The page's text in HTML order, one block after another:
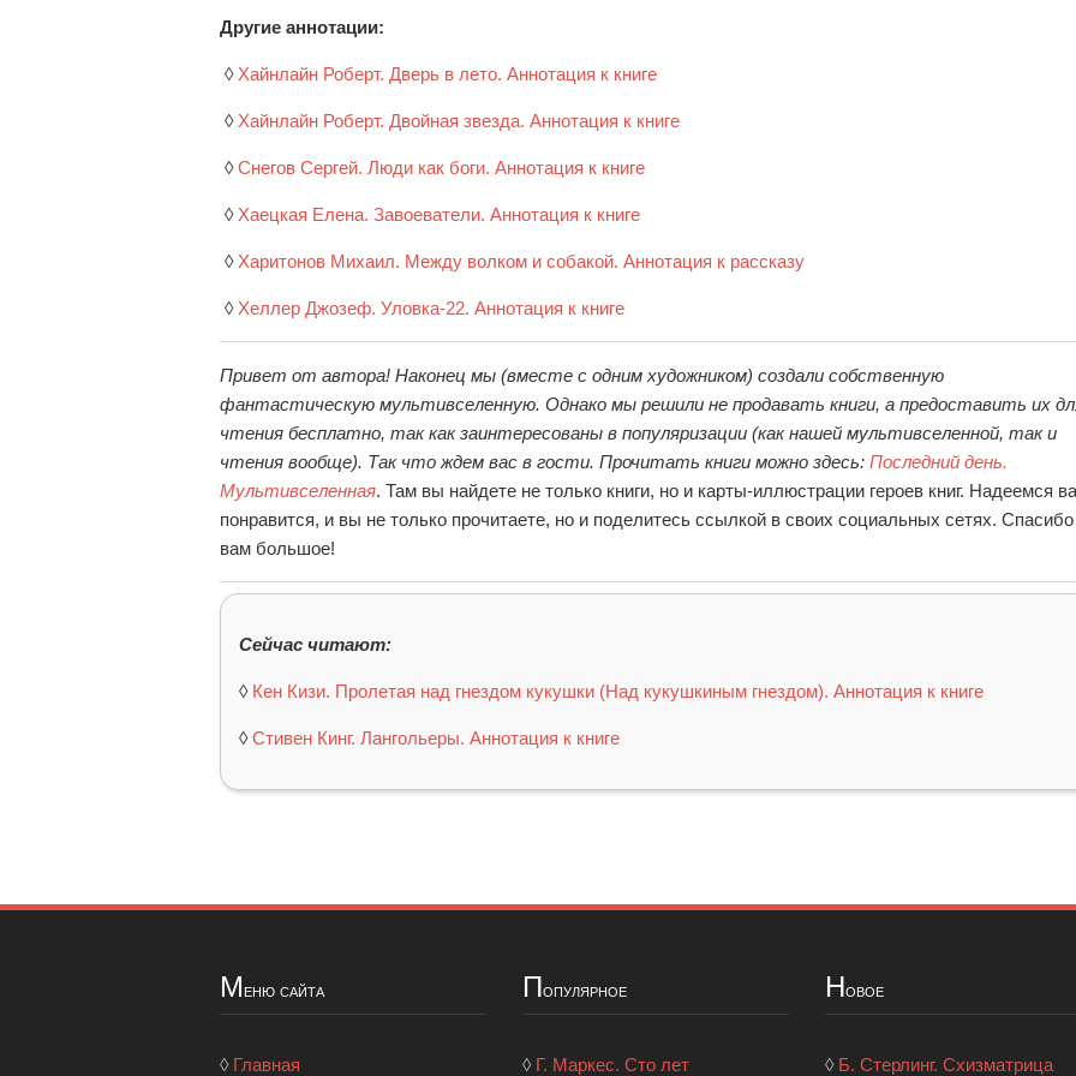
Другие аннотации:
◊ Хайнлайн Роберт. Дверь в лето. Аннотация к книге
◊ Хайнлайн Роберт. Двойная звезда. Аннотация к книге
◊Снегов Сергей. Люди как боги. Аннотация к книге
◊ Хаецкая Елена. Завоеватели. Аннотация к книге
◊ Харитонов Михаил. Между волком и собакой. Аннотация к рассказу
◊ Хеллер Джозеф. Уловка-22. Аннотация к книге
Привет от автора! Наконец мы (вместе с одним художником) создали собственную
фантастическую мультивселенную. Однако мы решили не продавать книги, а предоставить их
чтения бесплатно, так как заинтересованы в популяризации (как нашей мультивселенной, так и
чтения вообще). Так что ждем вас в гости. Прочитать книги можно здесь: Последний день.
Мультивселенная. Там вы найдете не только книги, но и карты-иллюстрации героев книг. Надеемся
понравится, и вы не только прочитаете, но и поделитесь ссылкой в своих социальных сетях. Спасибо
вам большое!
Сейчас читают:
◊ Кен Кизи. Пролетая над гнездом кукушки (Над кукушкиным гнездом). Аннотация к книге
◊Стивен Кинг. Лангольеры. Аннотация к книге
Меню сайта
◊ Главная
Популярное
◊ Г. Маркес. Сто лет
Новое
◊ Б. Стерлинг. Схизматрица